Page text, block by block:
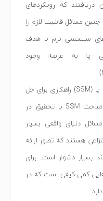
دریافتند که رویکردهای
مسائل قابلیت لازم را
سیستمی نرم با هدف
پا به عرصه وجود
روش شناسی سیستم های نرم یا (SSM) راهکاری برای حل
مساله در دنیای واقعی است. مباحث SSM با تحقیق در
دنیای واقعی بسیار
هستند که تصور ارائه
بسیار دشوار است. برای
کمی-کیفی است که در